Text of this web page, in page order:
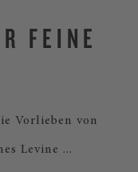
FEINE
Vorlieben von
Levine ...